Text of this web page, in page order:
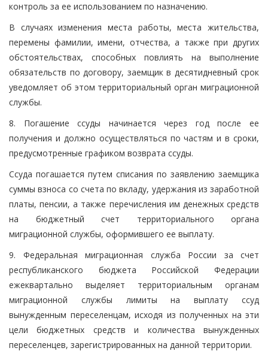
контроль за ее использованием по назначению.
В случаях изменения места работы, места жительства,
перемены фамилии, имени, отчества, а также при других
обстоятельствах, способных повлиять на выполнение
обязательств по договору, заемщик в десятидневный срок
уведомляет об этом территориальный орган миграционной
службы.
8. Погашение ссуды начинается через год после ее
получения и должно осуществляться по частям и в сроки,
предусмотренные графиком возврата ссуды.
Ссуда погашается путем списания по заявлению заемщика
суммы взноса со счета по вкладу, удержания из заработной
платы, пенсии, а также перечисления им денежных средств
на бюджетный счет территориального органа
миграционной службы, оформившего ее выплату.
9. Федеральная миграционная служба России за счет
республиканского бюджета Российской Федерации
ежеквартально выделяет территориальным органам
миграционной службы лимиты на выплату ссуд
вынужденным переселенцам, исходя из полученных на эти
цели бюджетных средств и количества вынужденных
переселенцев, зарегистрированных на данной территории.